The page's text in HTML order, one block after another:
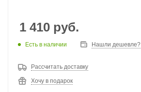
1 410 руб.
Есть в наличии Нашли дешевле?
Рассчитать доставку
Хочу в подарок